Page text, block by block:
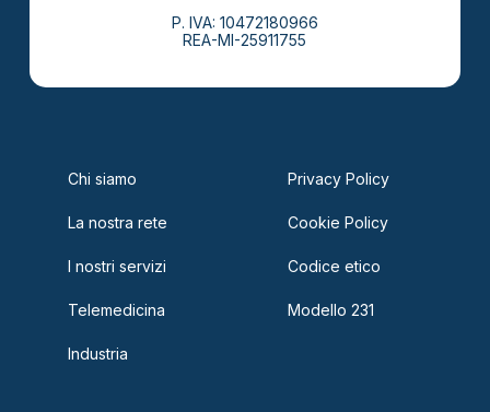
P. IVA: 10472180966
REA-MI-25911755
Chi siamo
La nostra rete
I nostri servizi
Telemedicina
Industria
Privacy Policy
Cookie Policy
Codice etico
Modello 231